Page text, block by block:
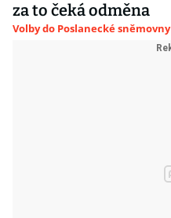
za to čeká odměna
Volby do Poslanecké sněmovny